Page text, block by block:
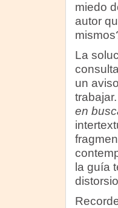
miedo
autor
La
un
en
la guía